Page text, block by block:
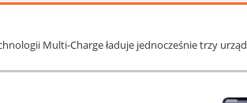
Multi-Charge ładuje jednocześnie trzy